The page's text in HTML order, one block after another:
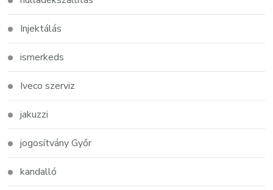
Injektálás
ismerkeds
Iveco szerviz
jakuzzi
jogosítvány Győr
kandalló